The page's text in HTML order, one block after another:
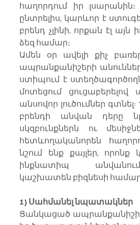
հաղորդում իր
ընտրելիս, կարևոր է
բրենդ չլինի, որքան էլ
ձեզ համար։
Ամեն օր ավելի քիչ
ապրանքանիշերի
ստիպում է
մոտեցում ցուցաբերելով
անսովոր լուծումներ գտնել:
բրենդի անվան դերը
սկզբունքներն ու
հետևողականորեն
նշում ենք քայլեր, որոնք
ինքնատիպ
կաշխատեն բիզնեսի
1) Սահմանել նպատակներ
Ցանկացած ապրանքանիշի